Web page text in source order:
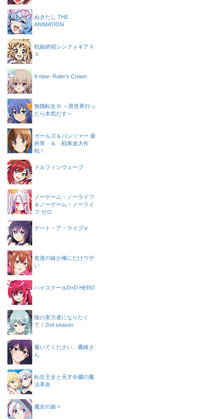
ぬきたし THE
ANIMATION
戦姫絶唱シンフォギアＸ
Ｖ
9-nine- Ruler’s Crown
無職転生Ⅲ ～異世界行っ
たら本気だす～
ガールズ＆パンツァー 最
終章 ＆ 戦車道大作
戦！
ドルフィンウェーブ
ノーゲーム・ノーライフ
＆ノーゲーム・ノーライ
フ ゼロ
デート・ア・ライブⅤ
友達の妹が俺にだけウザ
い
ハイスクールD×D HERO
陰の実力者になりたく
て！2nd season
履いてください、鷹峰さ
ん
転生王女と天才令嬢の魔
法革命
魔女の旅々